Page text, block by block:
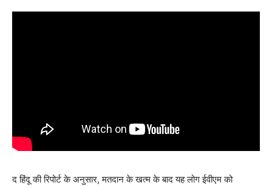
द हिंदू की रिपोर्ट के अनुसार, मतदान के खत्म के बाद यह लोग ईवीएम को